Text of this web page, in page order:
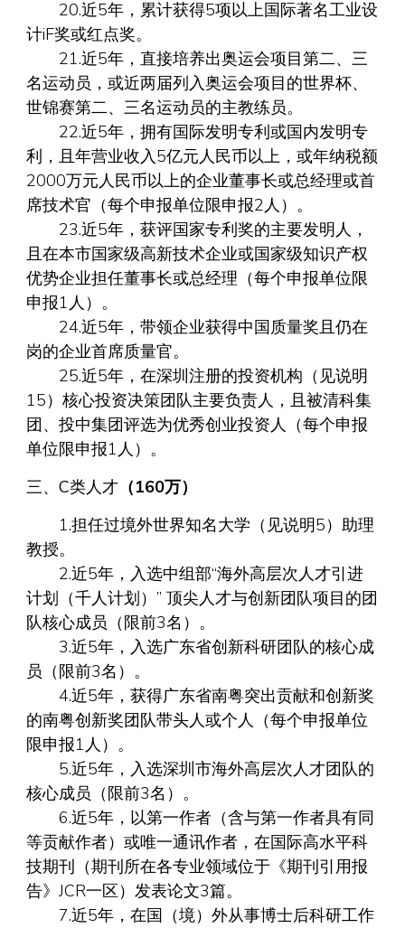
20.近5年，累计获得5项以上国际著名工业设
计iF奖或红点奖。
21.近5年，直接培养出奥运会项目第二、三
名运动员，或近两届列入奥运会项目的世界杯、
世锦赛第二、三名运动员的主教练员。
22.近5年，拥有国际发明专利或国内发明专
利，且年营业收入5亿元人民币以上，或年纳税额
2000万元人民币以上的企业董事长或总经理或首
席技术官（每个申报单位限申报2人）。
23.近5年，获评国家专利奖的主要发明人，
且在本市国家级高新技术企业或国家级知识产权
优势企业担任董事长或总经理（每个申报单位限
申报1人）。
24.近5年，带领企业获得中国质量奖且仍在
岗的企业首席质量官。
25.近5年，在深圳注册的投资机构（见说明
15）核心投资决策团队主要负责人，且被清科集
团、投中集团评选为优秀创业投资人（每个申报
单位限申报1人）。
三、C类人才 （160万）
1.担任过境外世界知名大学（见说明5）助理
教授。
2.近5年，入选中组部“海外高层次人才引进
计划（千人计划）” 顶尖人才与创新团队项目的团
队核心成员（限前3名）。
3.近5年，入选广东省创新科研团队的核心成
员（限前3名）。
4.近5年，获得广东省南粤突出贡献和创新奖
的南粤创新奖团队带头人或个人（每个申报单位
限申报1人）。
5.近5年，入选深圳市海外高层次人才团队的
核心成员（限前3名）。
6.近5年，以第一作者（含与第一作者具有同
等贡献作者）或唯一通讯作者，在国际高水平科
技期刊（期刊所在各专业领域位于《期刊引用报
告》JCR一区）发表论文3篇。
7.近5年，在国（境）外从事博士后科研工作